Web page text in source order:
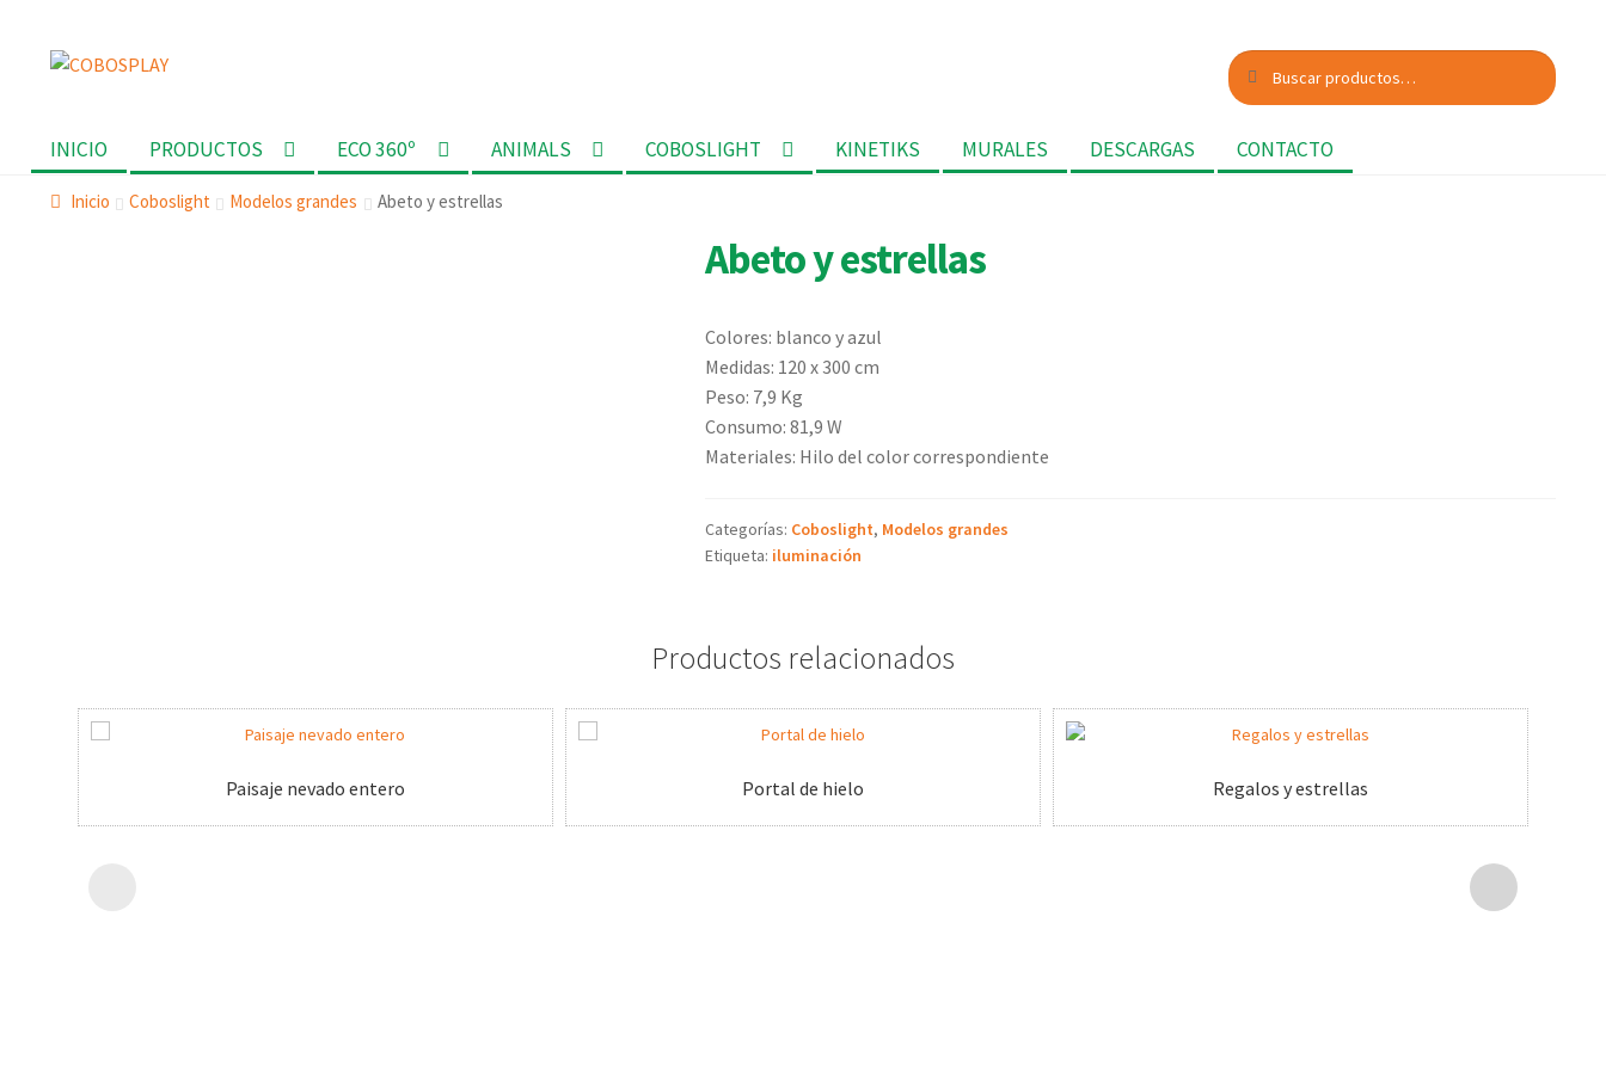
Ir
navegación
Ir
Buscar
por:
Buscar
INICIO PRODUCTOS ECO 360º ANIMALS COBOSLIGHT KINETIKS MURALES DESCARGAS CONTACTO
Inicio Coboslight Modelos grandes Abeto y estrellas
Abeto y estrellas
Colores: blanco y azul
Medidas: 120 x 300 cm
Peso: 7,9 Kg
Consumo: 81,9 W
Materiales: Hilo del color correspondiente
Categorías: Coboslight, Modelos grandes
Etiqueta: iluminación
Productos relacionados
Paisaje nevado entero Portal de hielo Regalos y estrellas